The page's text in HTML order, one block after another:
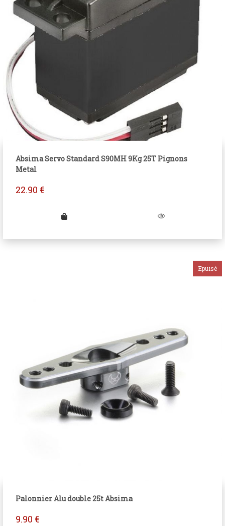
Absima Servo Standard S90MH 9Kg 25T Pignons
Metal
22.90 €
Palonnier Alu double 25t Absima
9.90 €